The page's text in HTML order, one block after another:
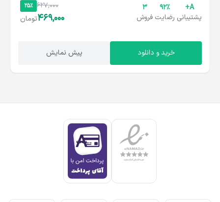
A+
پشتیبانی
۹۲%
رضایت
3
فروش
25% 627,000
469,000تومان
خرید و دانلود پیش نمایش